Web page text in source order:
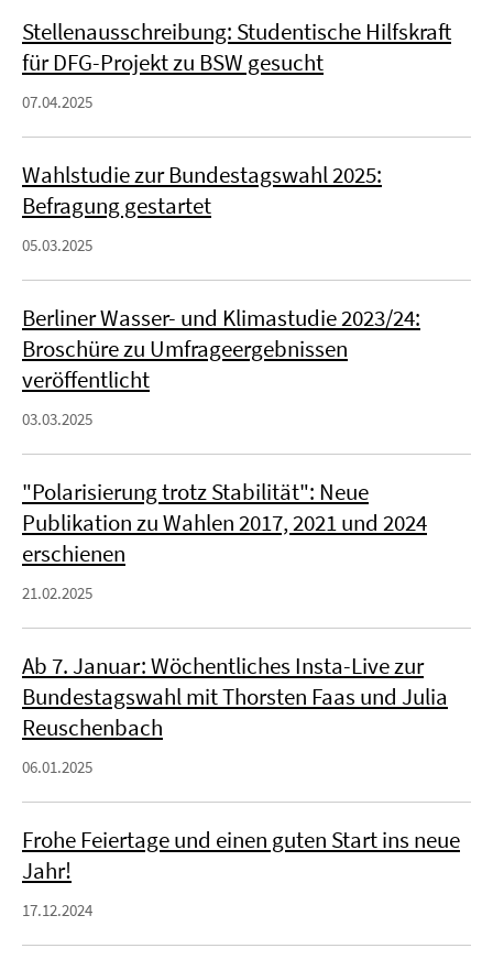
Stellenausschreibung: Studentische Hilfskraft
für DFG-Projekt zu BSW gesucht
07.04.2025
Wahlstudie zur Bundestagswahl 2025:
Befragung gestartet
05.03.2025
Berliner Wasser- und Klimastudie 2023/24:
Broschüre zu Umfrageergebnissen
veröffentlicht
03.03.2025
"Polarisierung trotz Stabilität": Neue
Publikation zu Wahlen 2017, 2021 und 2024
erschienen
21.02.2025
Ab 7. Januar: Wöchentliches Insta-Live zur
Bundestagswahl mit Thorsten Faas und Julia
Reuschenbach
06.01.2025
Frohe Feiertage und einen guten Start ins neue
Jahr!
17.12.2024